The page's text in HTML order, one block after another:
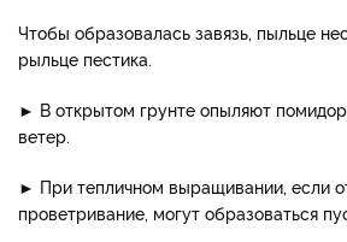
Чтобы образовалась завязь, пыльце
рыльце пестика.
► В открытом грунте опыляют
ветер.
► При тепличном выращивании, если
проветривание, могут образоваться